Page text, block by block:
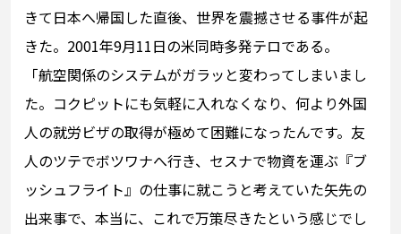
きて日本へ帰国した直後、世界を震撼させる事件が起
きた。2001年9月11日の米同時多発テロである。
「航空関係のシステムがガラッと変わってしまいまし
た。コクピットにも気軽に入れなくなり、何より外国
人の就労ビザの取得が極めて困難になったんです。友
人のツテでボツワナへ行き、セスナで物資を運ぶ『ブ
ッシュフライト』の仕事に就こうと考えていた矢先の
出来事で、本当に、これで万策尽きたという感じでし